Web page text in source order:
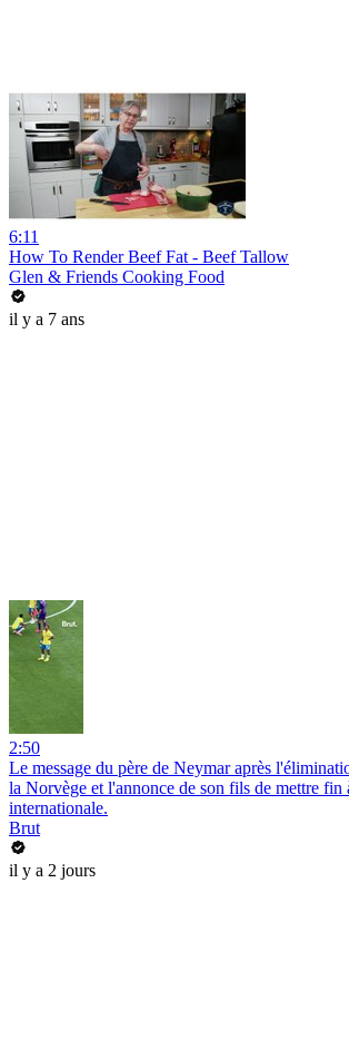
6:11
How To Render Beef Fat - Beef Tallow
Glen & Friends Cooking Food
il y a 7 ans
2:50
Le message du père de Neymar après
la Norvège et l'annonce de son fils de mettre fin
internationale.
Brut
il y a 2 jours